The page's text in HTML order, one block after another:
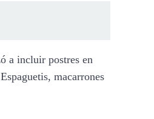
a incluir postres en
macarrones